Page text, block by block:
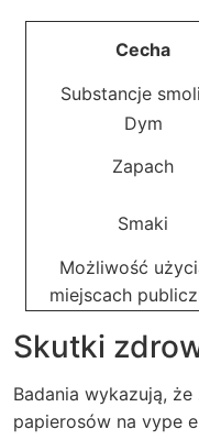
Cecha
Substancje
Dym
Zapach
Smaki
Możliwość
miejscach
Skutki
Badania wykazują,
papierosów na vype